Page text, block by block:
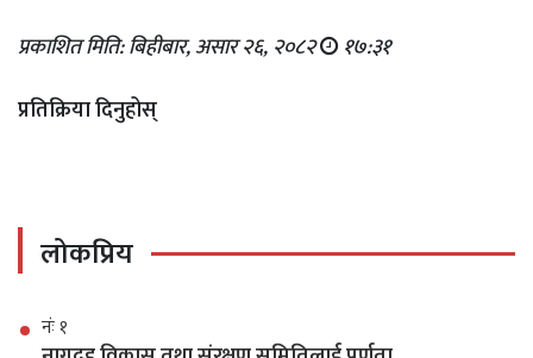
प्रकाशित मिति: बिहीबार, असार २६, २०८२ १७:३१
प्रतिक्रिया दिनुहोस्
लोकप्रिय
नंः १